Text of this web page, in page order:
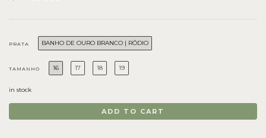
PRATA BANHO DE OURO BRANCO | RÓDIO
TAMANHO 16 17 18 19
in stock